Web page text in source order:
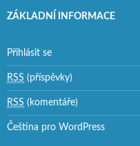
ZÁKLADNÍ INFORMACE
Přihlásit se
RSS (příspěvky)
RSS (komentáře)
Čeština pro WordPress